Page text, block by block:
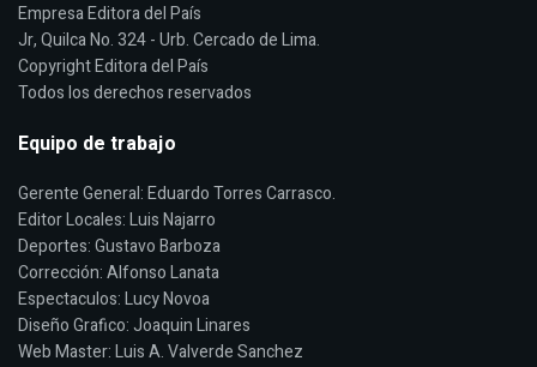
Empresa Editora del País
Jr, Quilca No. 324 - Urb. Cercado de Lima.
Copyright Editora del País
Todos los derechos reservados
Equipo de trabajo
Gerente General: Eduardo Torres Carrasco.
Editor Locales: Luis Najarro
Deportes: Gustavo Barboza
Corrección: Alfonso Lanata
Espectaculos: Lucy Novoa
Diseño Grafico: Joaquin Linares
Web Master: Luis A. Valverde Sanchez